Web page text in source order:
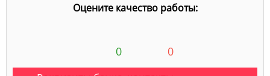
Оцените качество работы:
0 0